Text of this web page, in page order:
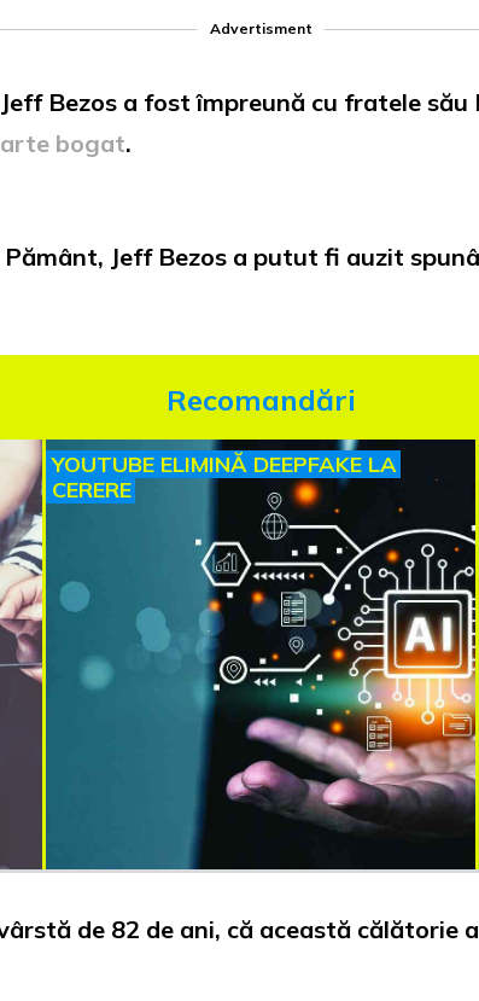
Advertisment
Bezos a fost împreună cu fratele său
bogat.
Jeff Bezos a putut fi auzit
Recomandări
YOUTUBE ELIMINĂ DEEPFAKE LA
CERERE
de 82 de ani, că această călătorie